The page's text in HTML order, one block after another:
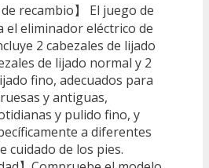
de recambio】 El juego de
el eliminador eléctrico de
2 cabezales de lijado
de lijado normal y 2
fino, adecuados para
y antiguas,
y pulido fino, y
a diferentes
cuidado de los pies.